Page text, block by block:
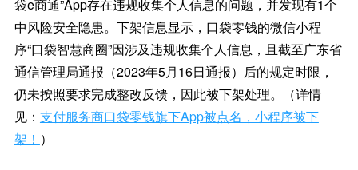
袋e商通”App存在违规收集个人信息的问题，并发现有1个
中风险安全隐患。下架信息显示，口袋零钱的微信小程
序“口袋智慧商圈”因涉及违规收集个人信息，且截至广东省
通信管理局通报（2023年5月16日通报）后的规定时限，
仍未按照要求完成整改反馈，因此被下架处理。（详情
见： 支付服务商口袋零钱旗下App被点名，小程序被下
架！ ）